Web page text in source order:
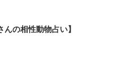
んの相性動物占い】